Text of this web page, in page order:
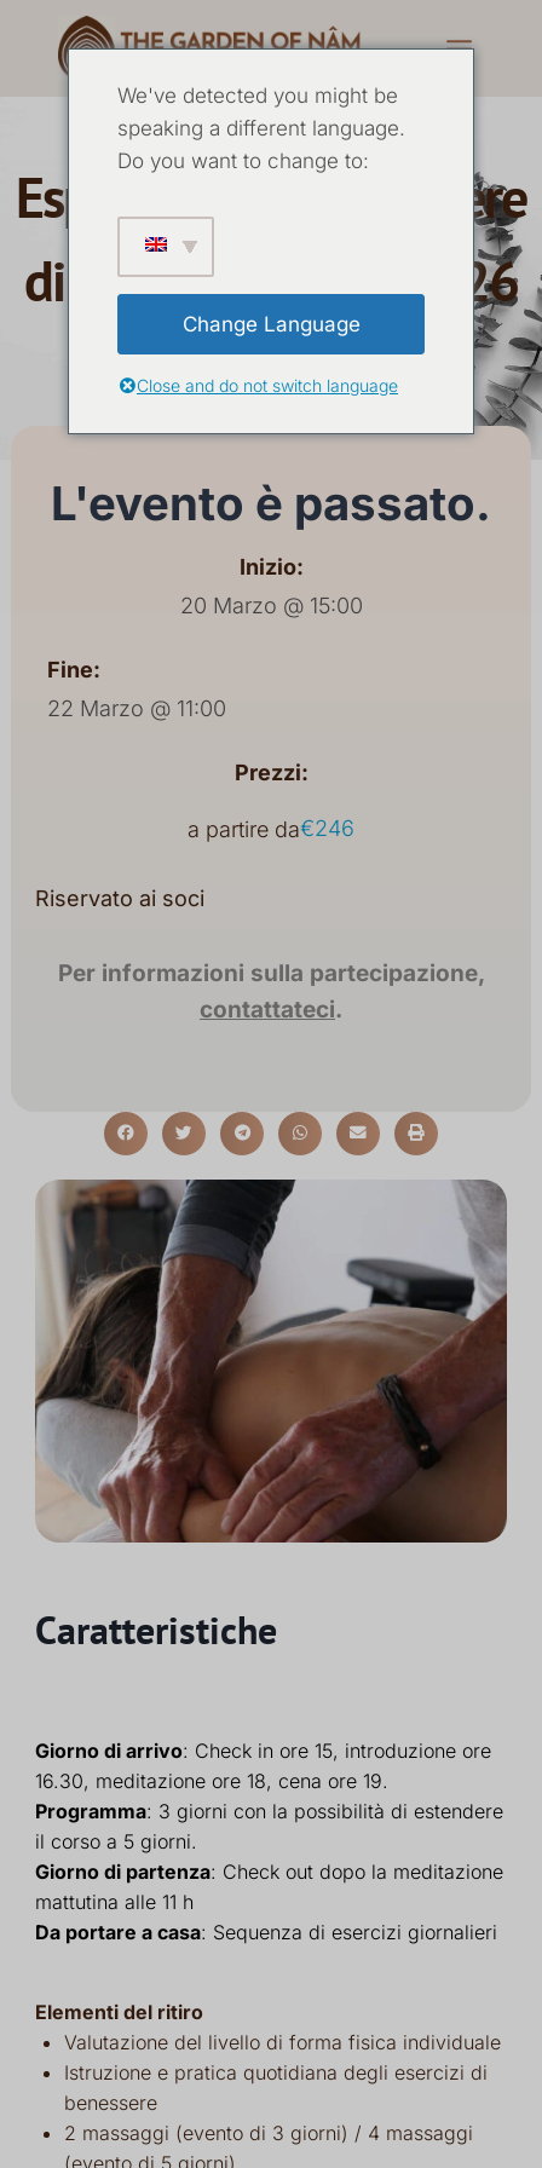
Esperienza di benessere
di 3 giorni Marzo 2026
20 MARZO-22 MARZO 2026
Caratteristiche
Giorno di arrivo: Check in ore 15, introduzione ore
16.30, meditazione ore 18, cena ore 19.
Programma: 3 giorni con la possibilità di estendere
il corso a 5 giorni.
Giorno di partenza: Check out dopo la meditazione
mattutina alle 11 h
Da portare a casa: Sequenza di esercizi giornalieri
Elementi del ritiro
Valutazione del livello di forma fisica individuale
Istruzione e pratica quotidiana degli esercizi di
benessere
2 massaggi (evento di 3 giorni) / 4 massaggi
(evento di 5 giorni)
L'evento è passato.
Inizio:
20 Marzo @ 15:00
Fine:
22 Marzo @ 11:00
Prezzi:
a partire da€246
Riservato ai soci
Per informazioni sulla partecipazione,
contattateci.
We've detected you might be
speaking a different language.
Do you want to change to:
Change Language
Close and do not switch language